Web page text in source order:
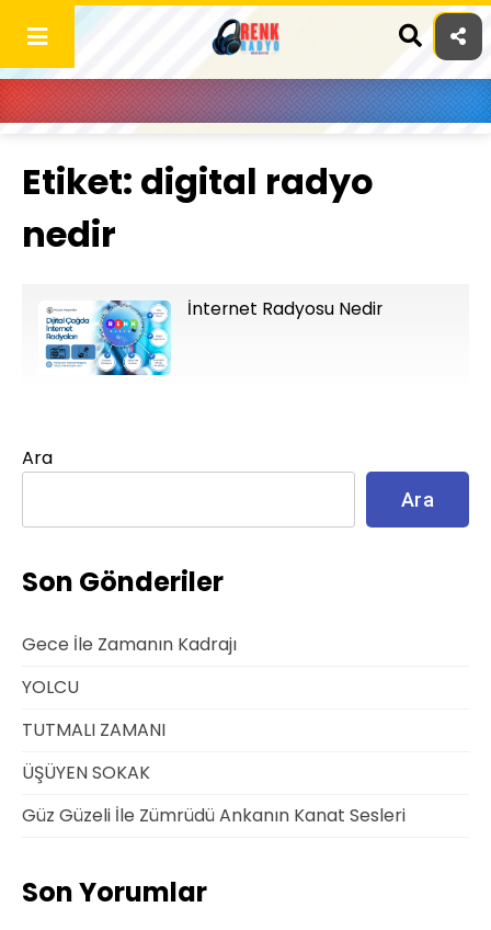
content
Etiket: digital radyo
nedir
İnternet Radyosu Nedir
Ara
Ara
Son Gönderiler
Gece İle Zamanın Kadrajı
YOLCU
TUTMALI ZAMANI
ÜŞÜYEN SOKAK
Güz Güzeli İle Zümrüdü Ankanın Kanat Sesleri
Son Yorumlar